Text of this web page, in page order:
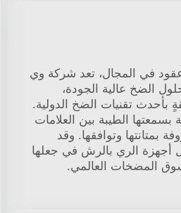
عقود في المجال، تعد شركة وي
الضخ عالية الجودة،
بأحدث تقنيات الضخ الدولية.
الطيبة بين العلامات
بمتانتها وتوافقها. وقد
أجهزة الري بالرش في جعلها
المضخات العالمي.